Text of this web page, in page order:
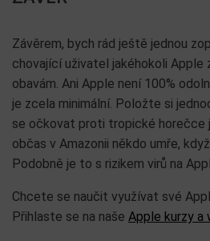
Závěrem, bych rád ještě jednou
chovající uživatel jakéhokoli Apple
obavám. Ani Apple není 100%
je zcela minimální. Položte si
se očkovat proti tropické horečce
občas v Amazonii někdo umře,
Podobně je to s rizikem virů na
Chcete se naučit využívat své
Přihlaste se na naše Apple kurzy a